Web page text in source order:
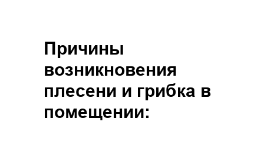
Причины
возникновения
плесени и грибка в
помещении: